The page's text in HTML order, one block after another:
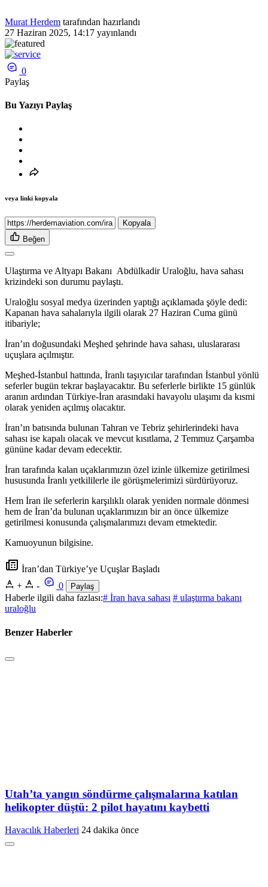
Murat Herdem tarafından hazırlandı
27 Haziran 2025, 14:17 yayınlandı
0
Paylaş
Bu Yazıyı Paylaş
veya linki kopyala
Kopyala
Beğen
Ulaştırma ve Altyapı Bakanı Abdülkadir Uraloğlu, hava sahası
krizindeki son durumu paylaştı.
Uraloğlu sosyal medya üzerinden yaptığı açıklamada şöyle dedi:
Kapanan hava sahalarıyla ilgili olarak 27 Haziran Cuma günü
itibariyle;
İran’ın doğusundaki Meşhed şehrinde hava sahası, uluslararası
uçuşlara açılmıştır.
Meşhed-İstanbul hattında, İranlı taşıyıcılar tarafından İstanbul yönlü
seferler bugün tekrar başlayacaktır. Bu seferlerle birlikte 15 günlük
aranın ardından Türkiye-İran arasındaki havayolu ulaşımı da kısmi
olarak yeniden açılmış olacaktır.
İran’ın batısında bulunan Tahran ve Tebriz şehirlerindeki hava
sahası ise kapalı olacak ve mevcut kısıtlama, 2 Temmuz Çarşamba
gününe kadar devam edecektir.
İran tarafında kalan uçaklarımızın özel izinle ülkemize getirilmesi
hususunda İranlı yetkililerle ile görüşmelerimizi sürdürüyoruz.
Hem İran ile seferlerin karşılıklı olarak yeniden normale dönmesi
hem de İran’da bulunan uçaklarımızın bir an önce ülkemize
getirilmesi konusunda çalışmalarımızı devam etmektedir.
Kamuoyunun bilgisine.
İran’dan Türkiye’ye Uçuşlar Başladı
+
- 0 Paylaş
Haberle ilgili daha fazlası:# İran hava sahası # ulaştırma bakanı
uraloğlu
Benzer Haberler
Utah’ta yangın söndürme çalışmalarına katılan
helikopter düştü: 2 pilot hayatını kaybetti
Havacılık Haberleri 24 dakika önce